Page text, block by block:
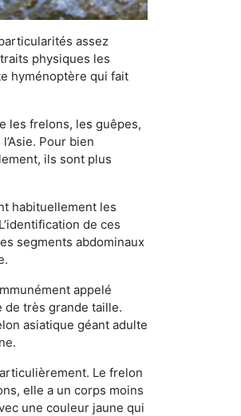
assez
physiques les
hyménoptère qui fait
les frelons, les guêpes,
Pour bien
ils sont plus
habituellement les
de ces
segments abdominaux
appelé
de très grande taille.
asiatique géant adulte
Le frelon
elle a un corps moins
une couleur jaune qui